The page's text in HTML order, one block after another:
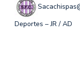
Deportes – JR / AD